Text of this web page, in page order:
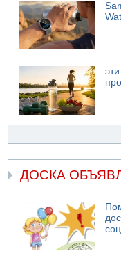
ДОСКА